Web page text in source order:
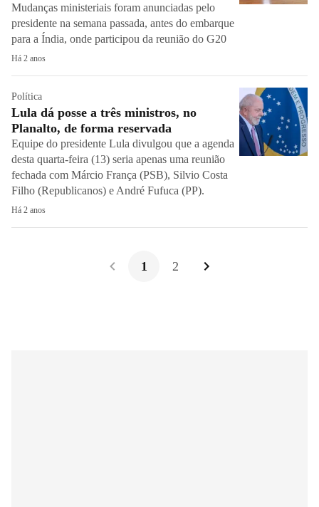
Mudanças ministeriais foram anunciadas pelo
presidente na semana passada, antes do embarque
para a Índia, onde participou da reunião do G20
Há 2 anos
Política
Lula dá posse a três ministros, no
Planalto, de forma reservada
Equipe do presidente Lula divulgou que a agenda
desta quarta-feira (13) seria apenas uma reunião
fechada com Márcio França (PSB), Silvio Costa
Filho (Republicanos) e André Fufuca (PP).
Há 2 anos
1 2